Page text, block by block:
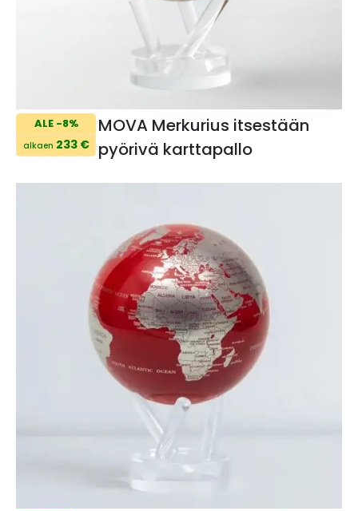
ALE -8%
alkaen 233 €
MOVA Merkurius itsestään
pyörivä karttapallo